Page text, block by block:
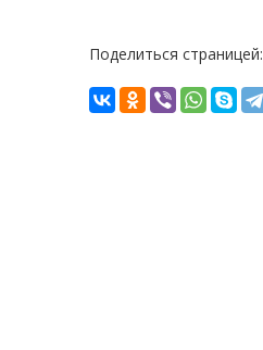
Поделиться страницей: